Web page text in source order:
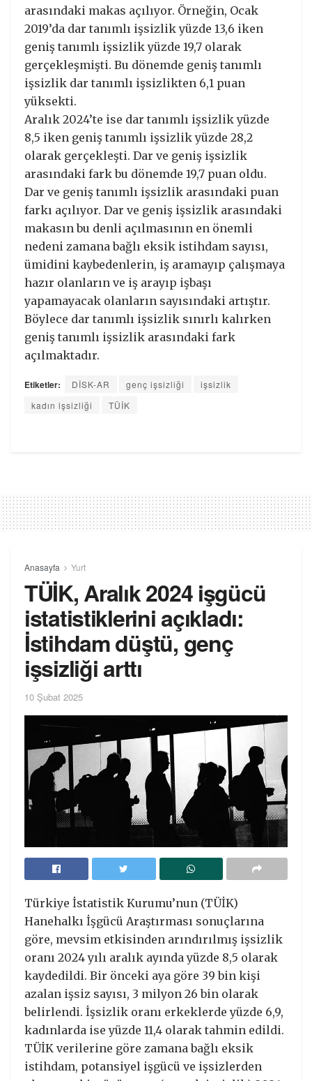
arasındaki makas açılıyor. Örneğin, Ocak
2019’da dar tanımlı işsizlik yüzde 13,6 iken
geniş tanımlı işsizlik yüzde 19,7 olarak
gerçekleşmişti. Bu dönemde geniş tanımlı
işsizlik dar tanımlı işsizlikten 6,1 puan
yüksekti.
Aralık 2024’te ise dar tanımlı işsizlik yüzde
8,5 iken geniş tanımlı işsizlik yüzde 28,2
olarak gerçekleşti. Dar ve geniş işsizlik
arasındaki fark bu dönemde 19,7 puan oldu.
Dar ve geniş tanımlı işsizlik arasındaki puan
farkı açılıyor. Dar ve geniş işsizlik arasındaki
makasın bu denli açılmasının en önemli
nedeni zamana bağlı eksik istihdam sayısı,
ümidini kaybedenlerin, iş aramayıp çalışmaya
hazır olanların ve iş arayıp işbaşı
yapamayacak olanların sayısındaki artıştır.
Böylece dar tanımlı işsizlik sınırlı kalırken
geniş tanımlı işsizlik arasındaki fark
açılmaktadır.
Etiketler: DİSK-AR genç işsizliği
işsizlik
kadın işsizliği
TÜİK
Anasayfa Yurt
TÜİK, Aralık 2024 işgücü
istatistiklerini açıkladı:
İstihdam düştü, genç
işsizliği arttı
10 Şubat 2025
Türkiye İstatistik Kurumu’nun (TÜİK)
Hanehalkı İşgücü Araştırması sonuçlarına
göre, mevsim etkisinden arındırılmış işsizlik
oranı 2024 yılı aralık ayında yüzde 8,5 olarak
kaydedildi. Bir önceki aya göre 39 bin kişi
azalan işsiz sayısı, 3 milyon 26 bin olarak
belirlendi. İşsizlik oranı erkeklerde yüzde 6,9,
kadınlarda ise yüzde 11,4 olarak tahmin edildi.
TÜİK verilerine göre zamana bağlı eksik
istihdam, potansiyel işgücü ve işsizlerden